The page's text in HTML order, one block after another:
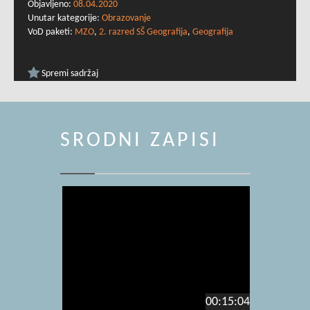
Objavljeno: 08.04.2020
Unutar kategorije: Obrazovanje
VoD paketi: MZO, 2. razred SŠ Geografija, Geografija
Spremi sadržaj
SRODNI ZAPISI
00:15:04